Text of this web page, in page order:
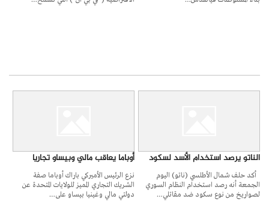
الناتو يرصد استخدام الأسد لسكود
أكد حلف شمال الأطلسي (ناتو) اليوم
الجمعة أنه رصد استخدام النظام السوري
لصواريخ من نوع سكود ضد مقاتلي…
أوباما يعاقب مالي وبيساو تجاريا
نزع الرئيس الأميركي باراك أوباما صفة
الشريك التجاري المميز للولايات المتحدة عن
دولتي مالي وغينيا بيساو على…